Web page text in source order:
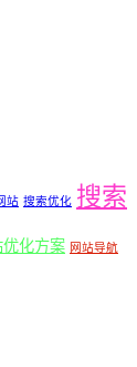
站 搜索优化 搜索
优化方案 网站导航